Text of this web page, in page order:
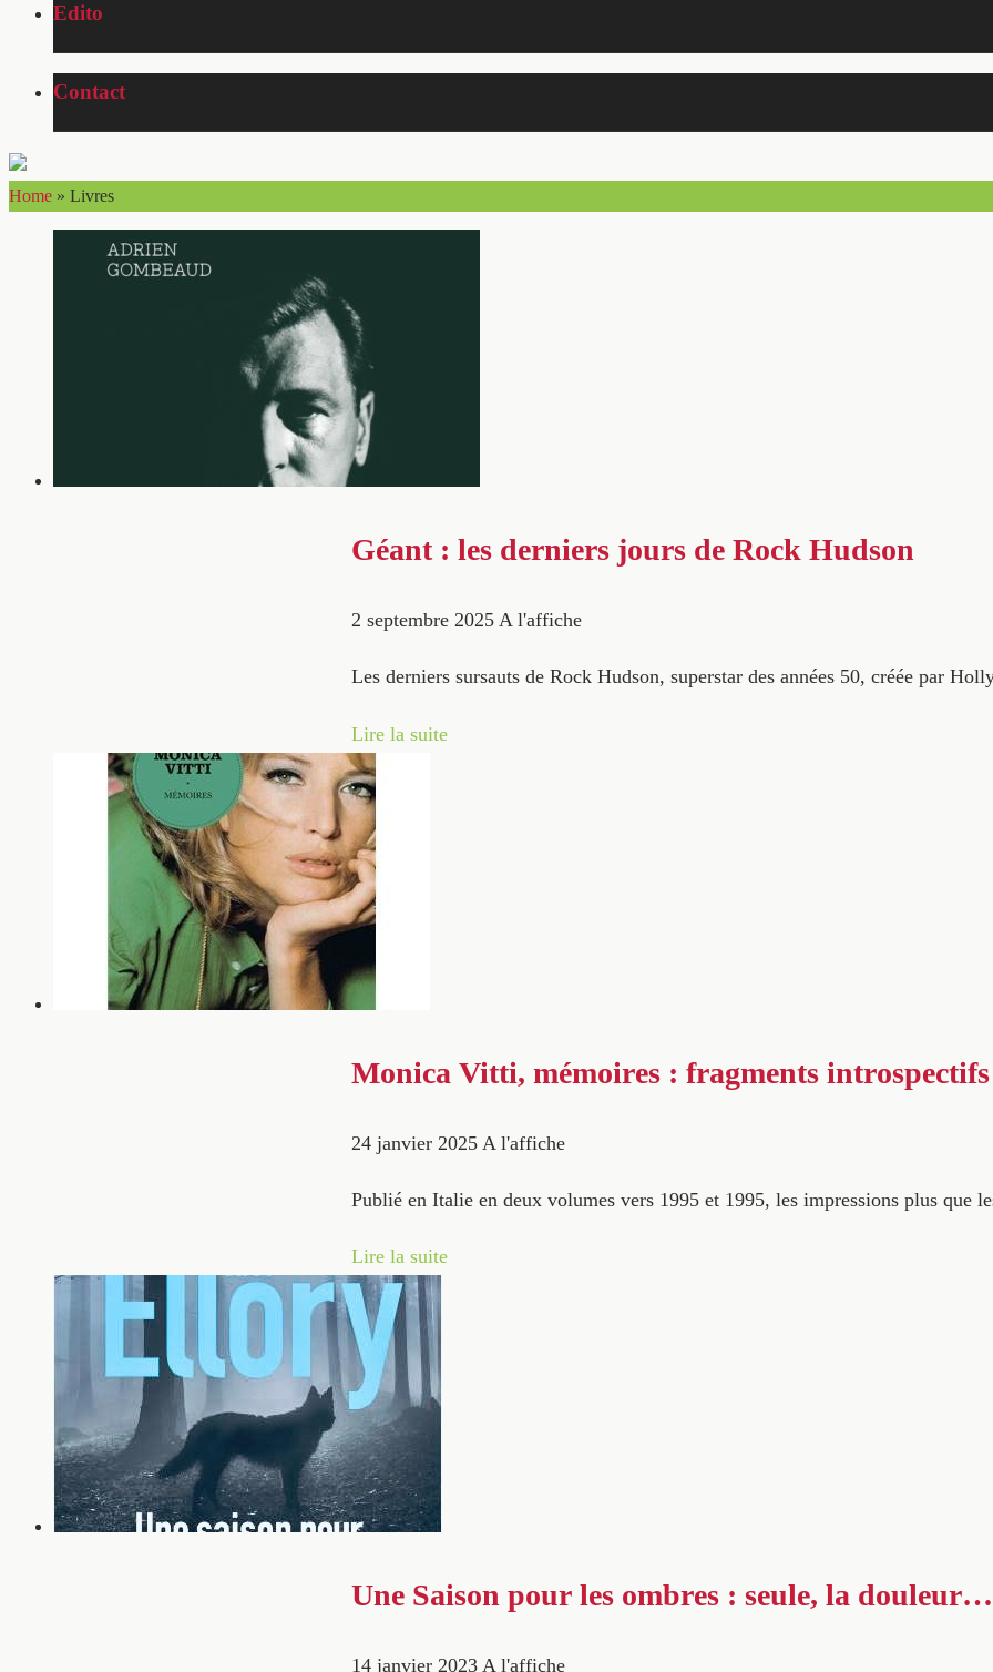
Edito
Contact
Home » Livres
Géant : les derniers jours de Rock Hudson
2 septembre 2025 A l'affiche
Les derniers sursauts de Rock Hudson, superstar des années 50, créée par
Lire la suite
Monica Vitti, mémoires : fragments introspectifs
24 janvier 2025 A l'affiche
Publié en Italie en deux volumes vers 1995 et 1995, les impressions plus que
Lire la suite
Une Saison pour les ombres : seule, la douleur…
14 janvier 2023 A l'affiche